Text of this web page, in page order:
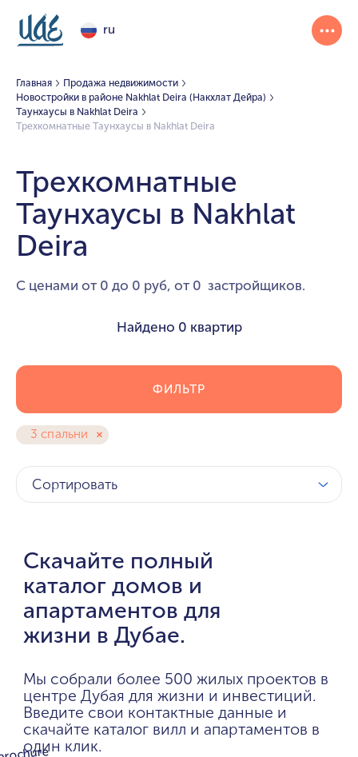
ru
Главная
Продажа недвижимости
Новостройки в районе Nakhlat Deira (Накхлат Дейра)
Таунхаусы в Nakhlat Deira
Трехкомнатные Таунхаусы в Nakhlat Deira
Трехкомнатные
Таунхаусы в Nakhlat
Deira
С ценами от 0 до 0 руб, от 0 застройщиков.
Найдено 0 квартир
3 спальни
ФИЛЬТР
Сортировать
Скачайте полный
каталог домов и
апартаментов для
жизни в Дубае.
Мы собрали более 500 жилых проектов в
центре Дубая для жизни и инвестиций.
Введите свои контактные данные и
скачайте каталог вилл и апартаментов в
один клик.